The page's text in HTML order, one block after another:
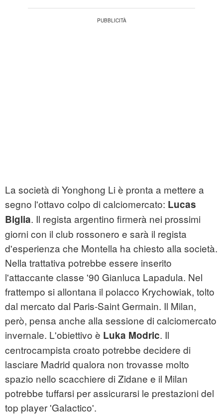
La società di Yonghong Li è pronta a mettere a
segno l'ottavo colpo di calciomercato: Lucas
Biglia. Il regista argentino firmerà nei prossimi
giorni con il club rossonero e sarà il regista
d'esperienza che Montella ha chiesto alla società.
Nella trattativa potrebbe essere inserito
l'attaccante classe '90 Gianluca Lapadula. Nel
frattempo si allontana il polacco Krychowiak, tolto
dal mercato dal Paris-Saint Germain. Il Milan,
però, pensa anche alla sessione di calciomercato
invernale. L'obiettivo è Luka Modric. Il
centrocampista croato potrebbe decidere di
lasciare Madrid qualora non trovasse molto
spazio nello scacchiere di Zidane e il Milan
potrebbe tuffarsi per assicurarsi le prestazioni del
top player 'Galactico'.